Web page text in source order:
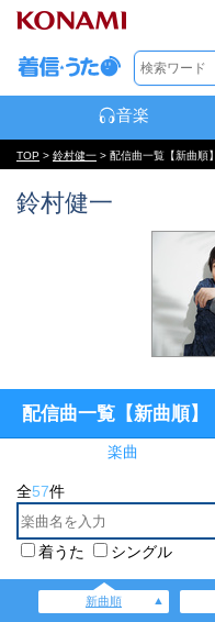
音楽
TOP > 鈴村健一 > 配信曲一覧【新曲順】
鈴村健一
配信曲一覧【新曲順】
楽曲
全57件
着うた シングル
新曲順